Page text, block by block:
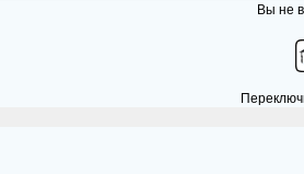
Вы не